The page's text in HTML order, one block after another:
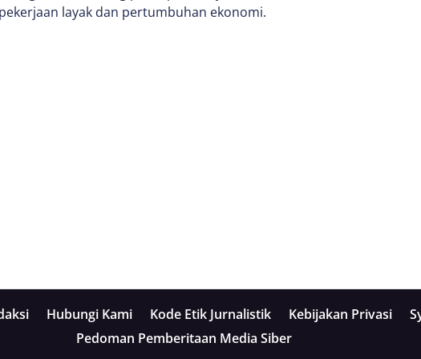
layak dan pertumbuhan ekonomi.
Hubungi Kami Kode Etik Jurnalistik Kebijakan Privasi
Pedoman Pemberitaan Media Siber